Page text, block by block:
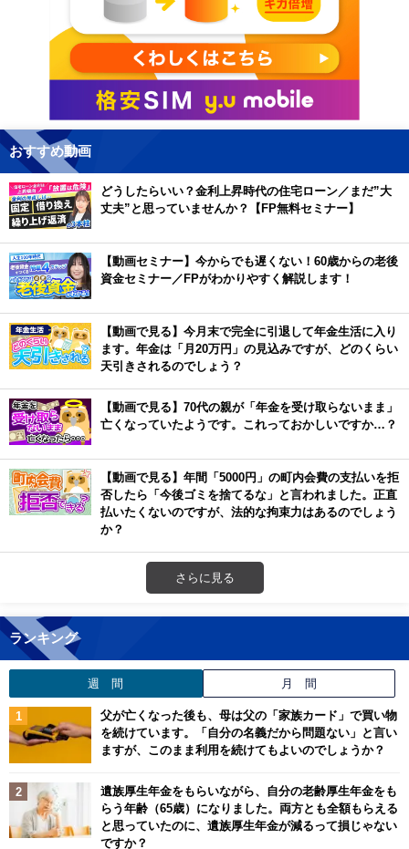
おすすめ動画
どうしたらいい？金利上昇時代の住宅ローン／まだ”大
丈夫”と思っていませんか？【FP無料セミナー】
【動画セミナー】今からでも遅くない！60歳からの老後
資金セミナー／FPがわかりやすく解説します！
【動画で見る】今月末で完全に引退して年金生活に入り
ます。年金は「月20万円」の見込みですが、どのくらい
天引きされるのでしょう？
【動画で見る】70代の親が「年金を受け取らないまま」
亡くなっていたようです。これっておかしいですか…？
【動画で見る】年間「5000円」の町内会費の支払いを拒
否したら「今後ゴミを捨てるな」と言われました。正直
払いたくないのですが、法的な拘束力はあるのでしょう
か？
さらに見る
ランキング
週 間 月 間
父が亡くなった後も、母は父の「家族カード」で買い物
を続けています。「自分の名義だから問題ない」と言い
ますが、このまま利用を続けてもよいのでしょうか？
遺族厚生年金をもらいながら、自分の老齢厚生年金をも
らう年齢（65歳）になりました。両方とも全額もらえる
と思っていたのに、遺族厚生年金が減るって損じゃない
ですか？